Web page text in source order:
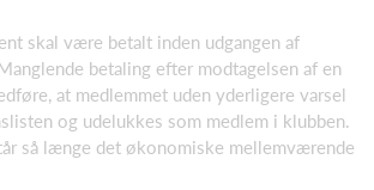
skal være betalt inden udgangen af
betaling efter modtagelsen af en
at medlemmet uden yderligere varsel
og udelukkes som medlem i klubben.
så længe det økonomiske mellemværende